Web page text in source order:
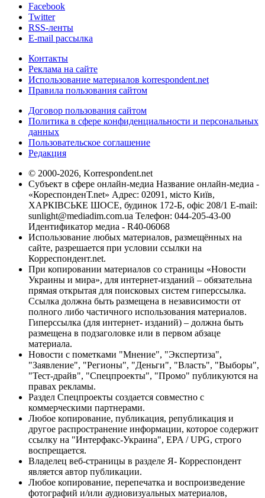
Facebook
Twitter
RSS-ленты
E-mail рассылка
Контакты
Реклама на сайте
Использование материалов korrespondent.net
Правила пользования сайтом
Договор пользования сайтом
Политика в сфере конфиденциальности и персональных
данных
Пользовательское соглашение
Редакция
© 2000-2026, Korrespondent.net
Субъект в сфере онлайн-медиа Название онлайн-медиа -
«КореспонденТ.net» Адрес: 02091, місто Київ,
ХАРКІВСЬКЕ ШОСЕ, будинок 172-Б, офіс 208/1 E-mail:
sunlight@mediadim.com.ua Телефон: 044-205-43-00
Идентификатор медиа - R40-06068
Использование любых материалов, размещённых на
сайте, разрешается при условии ссылки на
Корреспондент.net.
При копировании материалов со страницы «Новости
Украины и мира», для интернет-изданий – обязательна
прямая открытая для поисковых систем гиперссылка.
Ссылка должна быть размещена в независимости от
полного либо частичного использования материалов.
Гиперссылка (для интернет- изданий) – должна быть
размещена в подзаголовке или в первом абзаце
материала.
Новости с пометками "Мнение", "Экспертиза",
"Заявление", "Регионы", "Деньги", "Власть", "Выборы",
"Тест-драйв", "Спецпроекты", "Промо" публикуются на
правах рекламы.
Раздел Спецпроекты создается совместно с
коммерческими партнерами.
Любое копирование, публикация, републикация и
другое распространение информации, которое содержит
ссылку на "Интерфакс-Украина", EPA / UPG, строго
воспрещается.
Владелец веб-страницы в разделе Я- Корреспондент
является автор публикации.
Любое копирование, перепечатка и воспроизведение
фотографий и/или аудиовизуальных материалов,